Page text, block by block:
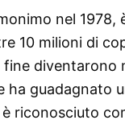
nel
10 milioni di
fine
ha guadagnato
riconosciuto